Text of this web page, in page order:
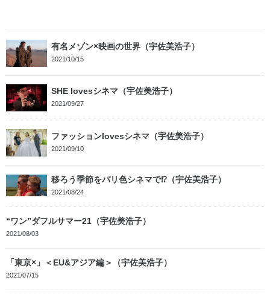
有名メゾン×映画の世界（宇佐美浩子）
2021/10/15
SHE lovesシネマ（宇佐美浩子）
2021/09/27
ファッションlovesシネマ（宇佐美浩子）
2021/09/10
移ろう季節をパリ色シネマで⁉（宇佐美浩子）
2021/08/24
“ワン”ダフルサマー21（宇佐美浩子）
2021/08/03
「東京×」＜EU&アジア編＞（宇佐美浩子）
2021/07/15